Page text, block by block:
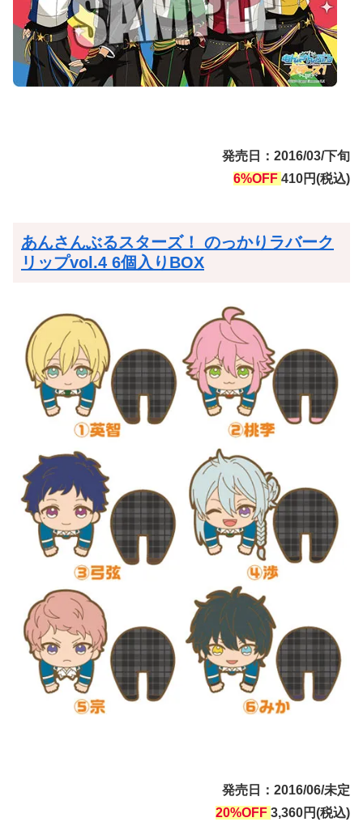
発売日：2016/03/下旬
6%OFF 410円(税込)
あんさんぶるスターズ！ のっかりラバーク
リップvol.4 6個入りBOX
発売日：2016/06/未定
20%OFF 3,360円(税込)